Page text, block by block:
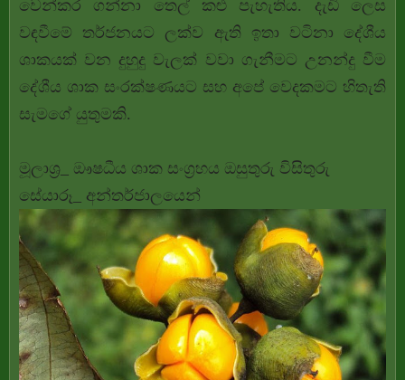
වෙන්කර ගන්නා තෙල් කළු පැහැතිය. දැඩි ලෙස
වඳවීමේ තර්ජනයට ලක්ව ඇති ඉතා වටිනා දේශීය
ශාකයක් වන දුහුදු වැලක් වවා ගැනීමට උනන්දු වීම
දේශීය ශාක සංරක්ෂණයට සහ අපේ වෙදකමට හිතැති
සැමගේ යුතුමකි.
මූලාශ්‍ර_ ඖෂධීය ශාක සංග්‍රහය ඔසුතුරු විසිතුරු
සේයාරූ_ අන්තර්ජාලයෙන්